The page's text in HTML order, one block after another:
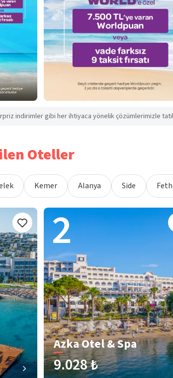
indirimler gibi her ihtiyaca yönelik çözümlerimizle
Oteller
Kemer Alanya Side
2
Azka Otel & Spa
9.028 ₺